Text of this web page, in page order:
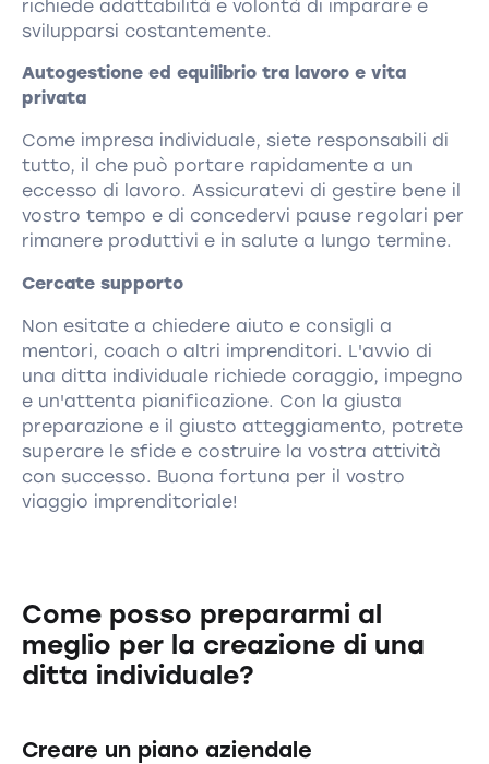
richiede adattabilità e volontà di imparare e
svilupparsi costantemente.
Autogestione ed equilibrio tra lavoro e vita
privata
Come impresa individuale, siete responsabili di
tutto, il che può portare rapidamente a un
eccesso di lavoro. Assicuratevi di gestire bene il
vostro tempo e di concedervi pause regolari per
rimanere produttivi e in salute a lungo termine.
Cercate supporto
Non esitate a chiedere aiuto e consigli a
mentori, coach o altri imprenditori. L'avvio di
una ditta individuale richiede coraggio, impegno
e un'attenta pianificazione. Con la giusta
preparazione e il giusto atteggiamento, potrete
superare le sfide e costruire la vostra attività
con successo. Buona fortuna per il vostro
viaggio imprenditoriale!
Come posso prepararmi al
meglio per la creazione di una
ditta individuale?
Creare un piano aziendale